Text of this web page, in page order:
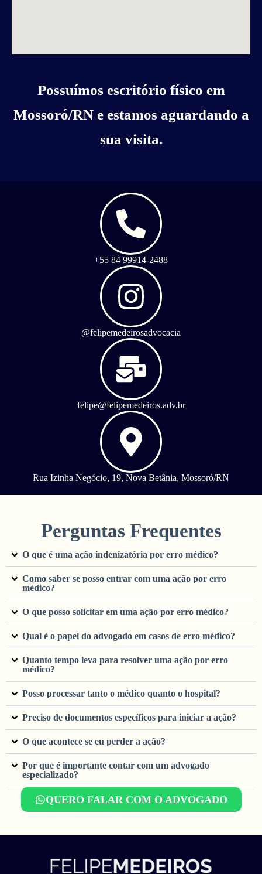
Possuímos escritório físico em
Mossoró/RN e estamos aguardando a
sua visita.
+55 84 99914-2488
@felipemedeirosadvocacia
felipe@felipemedeiros.adv.br
Rua Izinha Negócio, 19, Nova Betânia, Mossoró/RN
Perguntas Frequentes
O que é uma ação indenizatória por erro médico?
Como saber se posso entrar com uma ação por erro
médico?
O que posso solicitar em uma ação por erro médico?
Qual é o papel do advogado em casos de erro médico?
Quanto tempo leva para resolver uma ação por erro
médico?
Posso processar tanto o médico quanto o hospital?
Preciso de documentos específicos para iniciar a ação?
O que acontece se eu perder a ação?
Por que é importante contar com um advogado
especializado?
QUERO FALAR COM O ADVOGADO